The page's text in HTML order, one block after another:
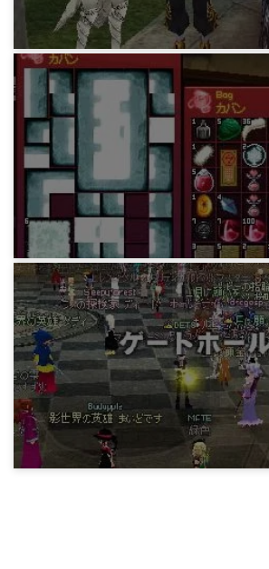
マビノギ小技データ
雑貨屋アルバイト
15年前
マビノギ小技データ
絶望の古書
15年前